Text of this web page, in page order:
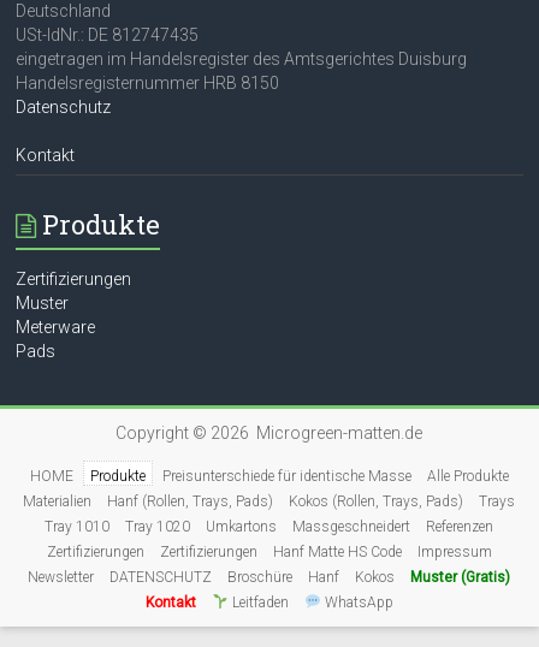
Deutschland
USt-IdNr.: DE 812747435
eingetragen im Handelsregister des Amtsgerichtes Duisburg
Handelsregisternummer HRB 8150
Datenschutz
Kontakt
Produkte
Zertifizierungen
Muster
Meterware
Pads
Copyright © 2026 Microgreen-matten.de
HOME Produkte Preisunterschiede für identische Masse
Alle Produkte
Materialien
Hanf (Rollen, Trays, Pads) Kokos (Rollen, Trays, Pads)
Trays
Tray 1010
Tray 1020 Umkartons Massgeschneidert
Referenzen
Zertifizierungen
Zertifizierungen Hanf Matte HS Code
Impressum
Newsletter
DATENSCHUTZ Broschüre Hanf Kokos
Muster (Gratis)
Kontakt
Leitfaden WhatsApp